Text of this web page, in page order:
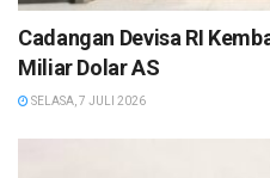
Cadangan Devisa RI
Miliar Dolar AS
SELASA, 7 JULI 2026